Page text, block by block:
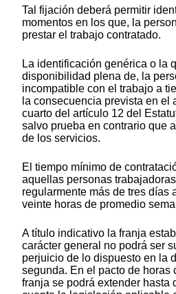
Tal fijación deberá permitir
momentos en los que, la
prestar el trabajo contratado.
La identificación genérica o la
disponibilidad plena de, la
incompatible con el trabajo a
la consecuencia prevista en el
cuarto del artículo 12 del
salvo prueba en contrario que
de los servicios.
El tiempo mínimo de
aquellas personas
regularmente más de tres días
veinte horas de promedio
A título indicativo la franja
carácter general no podrá ser
perjuicio de lo dispuesto en la
segunda. En el pacto de horas
franja se podrá extender hasta